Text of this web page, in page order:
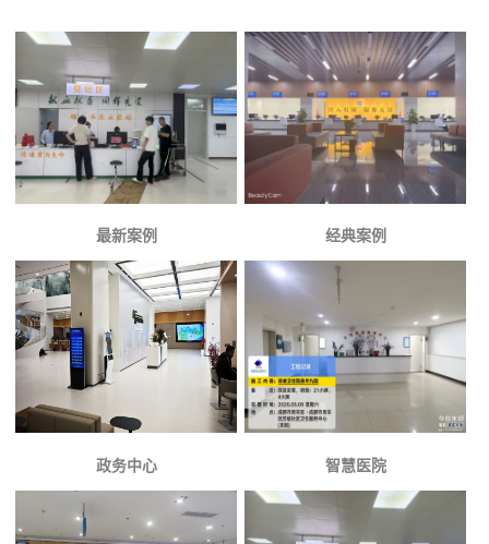
最新案例 经典案例
政务中心 智慧医院